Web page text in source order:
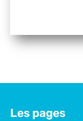
Les pages